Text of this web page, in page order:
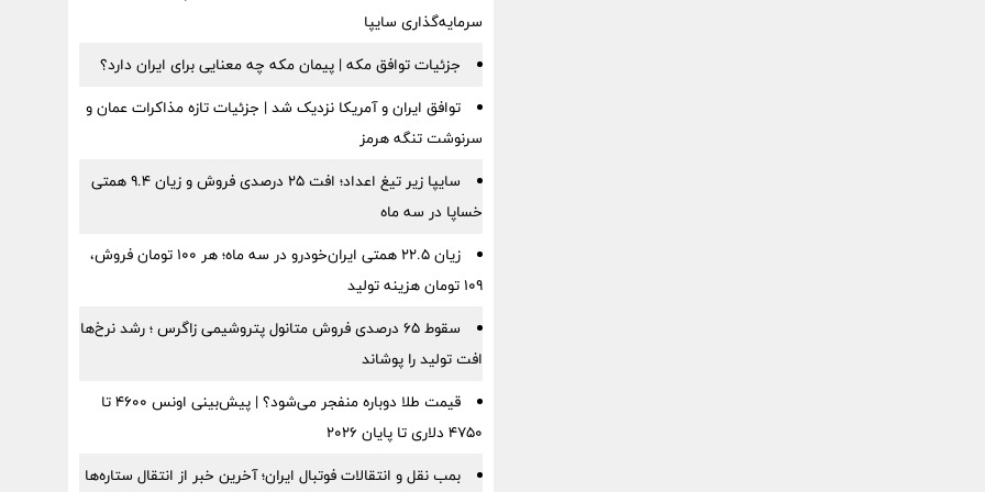
سرمایه‌گذاری سایپا
جزئیات توافق مکه | پیمان مکه چه معنایی برای ایران دارد؟
توافق ایران و آمریکا نزدیک شد | جزئیات تازه مذاکرات عمان و
سرنوشت تنگه هرمز
سایپا زیر تیغ اعداد؛ افت ۲۵ درصدی فروش و زیان ۹.۴ همتی
خساپا در سه ماه
زیان ۲۲.۵ همتی ایران‌خودرو در سه ماه؛ هر ۱۰۰ تومان فروش،
۱۰۹ تومان هزینه تولید
سقوط ۶۵ درصدی فروش متانول پتروشیمی زاگرس ؛ رشد نرخ‌ها
افت تولید را پوشاند
قیمت طلا دوباره منفجر می‌شود؟ | پیش‌بینی اونس ۴۶۰۰ تا
۴۷۵۰ دلاری تا پایان ۲۰۲۶
بمب نقل‌ و انتقالات فوتبال ایران؛ آخرین خبر از انتقال ستاره‌ها